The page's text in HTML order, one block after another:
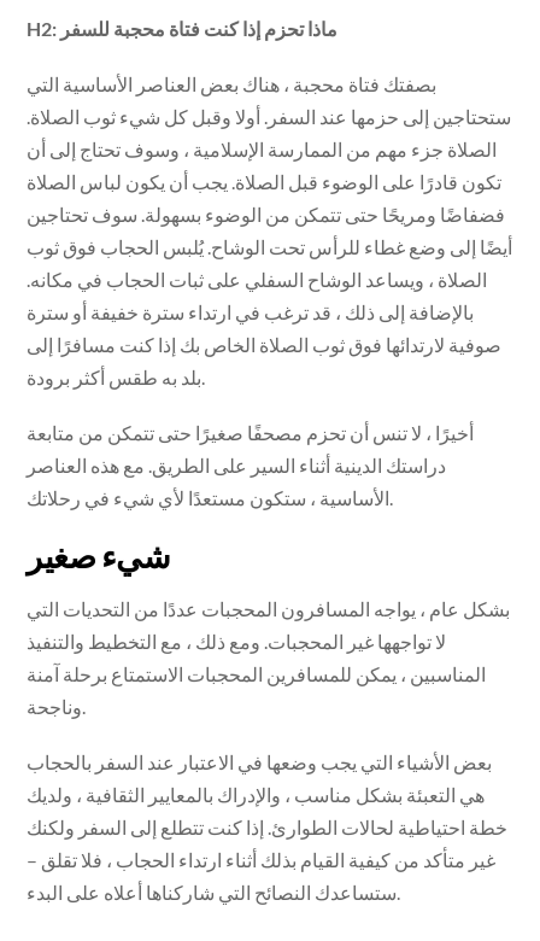
H2: ماذا تحزم إذا كنت فتاة محجبة للسفر
بصفتك فتاة محجبة ، هناك بعض العناصر الأساسية التي
ستحتاجين إلى حزمها عند السفر. أولا وقبل كل شيء ثوب الصلاة.
الصلاة جزء مهم من الممارسة الإسلامية ، وسوف تحتاج إلى أن
تكون قادرًا على الوضوء قبل الصلاة. يجب أن يكون لباس الصلاة
فضفاضًا ومريحًا حتى تتمكن من الوضوء بسهولة. سوف تحتاجين
أيضًا إلى وضع غطاء للرأس تحت الوشاح. يُلبس الحجاب فوق ثوب
الصلاة ، ويساعد الوشاح السفلي على ثبات الحجاب في مكانه.
بالإضافة إلى ذلك ، قد ترغب في ارتداء سترة خفيفة أو سترة
صوفية لارتدائها فوق ثوب الصلاة الخاص بك إذا كنت مسافرًا إلى
أخيرًا ، لا تنس أن تحزم مصحفًا صغيرًا حتى تتمكن من متابعة
دراستك الدينية أثناء السير على الطريق. مع هذه العناصر
الأساسية ، ستكون مستعدًا لأي شيء في رحلاتك.
شيء صغير
بشكل عام ، يواجه المسافرون المحجبات عددًا من التحديات التي
لا تواجهها غير المحجبات. ومع ذلك ، مع التخطيط والتنفيذ
المناسبين ، يمكن للمسافرين المحجبات الاستمتاع برحلة آمنة
بعض الأشياء التي يجب وضعها في الاعتبار عند السفر بالحجاب
هي التعبئة بشكل مناسب ، والإدراك بالمعايير الثقافية ، ولديك
خطة احتياطية لحالات الطوارئ. إذا كنت تتطلع إلى السفر ولكنك
غير متأكد من كيفية القيام بذلك أثناء ارتداء الحجاب ، فلا تقلق –
ستساعدك النصائح التي شاركناها أعلاه على البدء.